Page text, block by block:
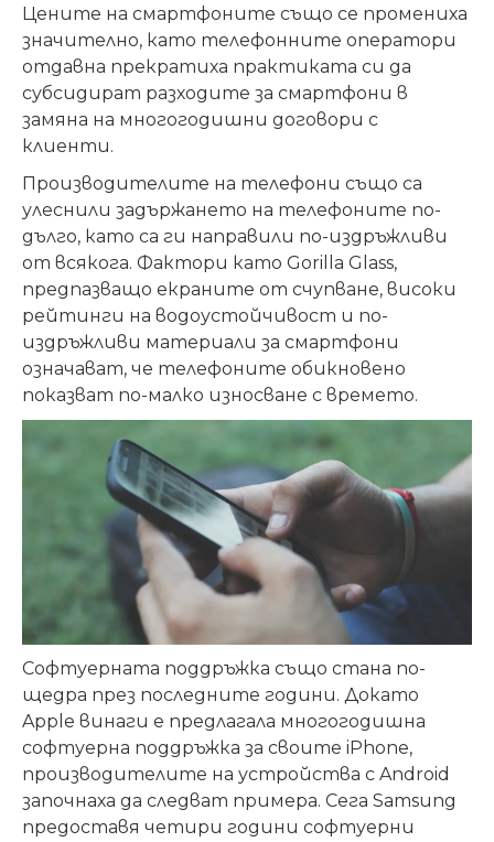
Цените на смартфоните също се промениха
значително, като телефонните оператори
отдавна прекратиха практиката си да
субсидират разходите за смартфони в
замяна на многогодишни договори с
клиенти.
Производителите на телефони също са
улеснили задържането на телефоните по-
дълго, като са ги направили по-издръжливи
от всякога. Фактори като Gorilla Glass,
предпазващо екраните от счупване, високи
рейтинги на водоустойчивост и по-
издръжливи материали за смартфони
означават, че телефоните обикновено
показват по-малко износване с времето.
Софтуерната поддръжка също стана по-
щедра през последните години. Докато
Apple винаги е предлагала многогодишна
софтуерна поддръжка за своите iPhone,
производителите на устройства с Android
започнаха да следват примера. Сега Samsung
предоставя четири години софтуерни